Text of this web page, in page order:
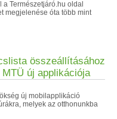
Természetjáró.hu oldal
megjelenése óta több mint
összeállításához
új applikációja
új mobilapplikáció
melyek az otthonunkba